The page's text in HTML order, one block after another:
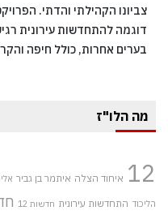
צביונו הקהילתי והדתי.
דוגמה להתחדשות עירונית
בערים אחרות, כולל חיפה
מה הלו"ז
12 איחוד הצלה איתמר בן גביר
הליכוד התחדשות עירונית חדשות 12